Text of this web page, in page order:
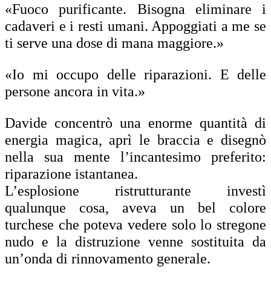
«Fuoco purificante. Bisogna eliminare i
cadaveri e i resti umani. Appoggiati a me se
ti serve una dose di mana maggiore.»
«Io mi occupo delle riparazioni. E delle
persone ancora in vita.»
Davide concentrò una enorme quantità di
energia magica, aprì le braccia e disegnò
nella sua mente l’incantesimo preferito:
riparazione istantanea.
L’esplosione ristrutturante investì
qualunque cosa, aveva un bel colore
turchese che poteva vedere solo lo stregone
nudo e la distruzione venne sostituita da
un’onda di rinnovamento generale.